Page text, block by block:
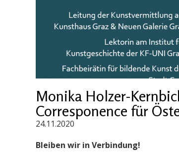
Monika Holzer-
Corresponence für
24.11.2020
Bleiben wir in Verbindung!